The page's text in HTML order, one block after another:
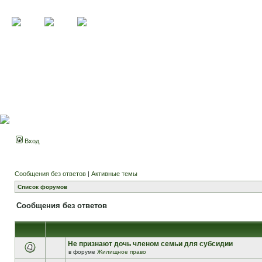
Вход
Сообщения без ответов | Активные темы
Список форумов
Сообщения без ответов
Не признают дочь членом семьи для субсидии
в форуме Жилищное право